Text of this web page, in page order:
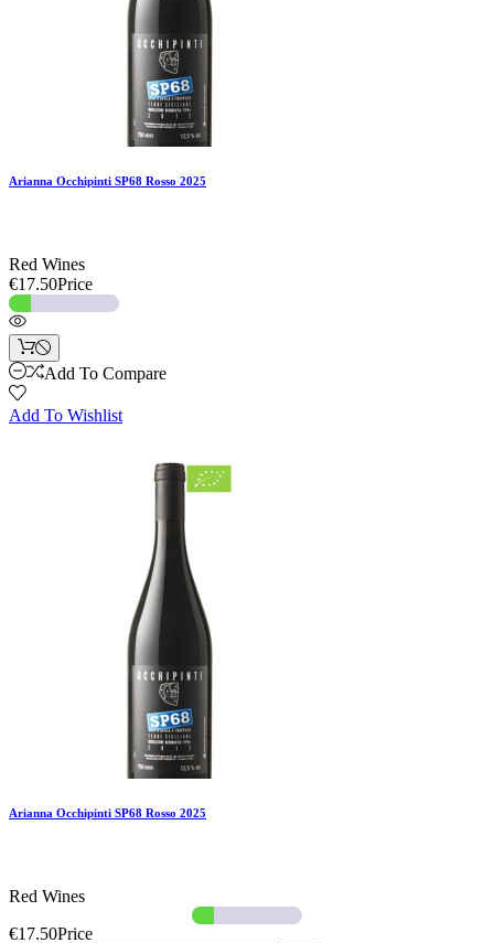
Arianna Occhipinti SP68 Rosso 2025
Red Wines
€17.50Price
Add To Compare
Add To Wishlist
Arianna Occhipinti SP68 Rosso 2025
Red Wines
€17.50Price